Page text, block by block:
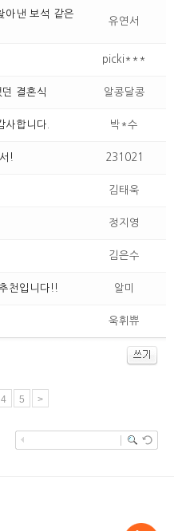
아낸 보석 같은
유연서
picki***
결혼식 알콩달콩
사합니다. 박*수
! 231021
김태욱
정지영
김은수
천입니다!! 알미
욱휘쀼
4 5 >